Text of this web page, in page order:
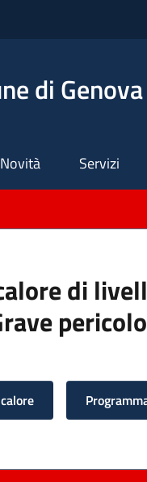
di Genova
Novità Servizi
di